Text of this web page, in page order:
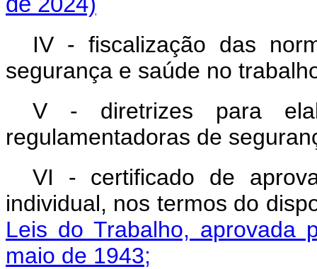
IV - fiscalização das
segurança e saúde no
V - diretrizes para
regulamentadoras de
VI - certificado de
individual, nos termos do
Leis do Trabalho, aprovada
maio de 1943;